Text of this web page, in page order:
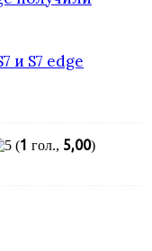
и S7 edge
(1 гол., 5,00)